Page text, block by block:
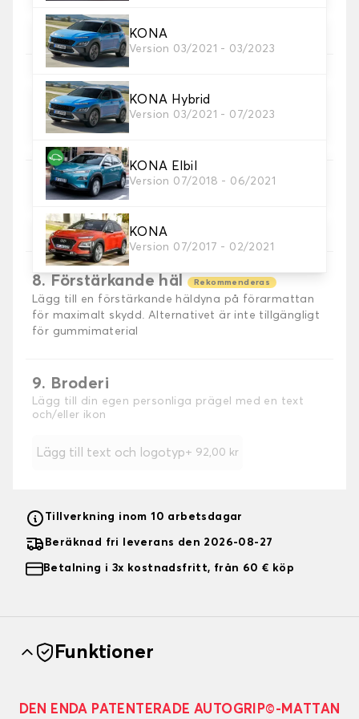
KONA
Version 03/2021 - 03/2023
KONA Hybrid
Version 03/2021 - 07/2023
KONA Elbil
Version 07/2018 - 06/2021
KONA
Version 07/2017 - 02/2021
Välj material för sömmar.
6. Färg på sömmar
Välj färg på sömmar.
7. Autogrip halkfri®
fästanordning för optimalt grepp.
8. Förstärkande häl Rekommenderas
Lägg till en förstärkande häldyna på förarmattan
för maximalt skydd. Alternativet är inte tillgängligt
för gummimaterial
9. Broderi
Lägg till din egen personliga prägel med en text
och/eller ikon
Lägg till text och logotyp+ 92,00 kr
Tillverkning inom 10 arbetsdagar
Beräknad fri leverans den 2026-08-27
Betalning i 3x kostnadsfritt, från 60 € köp
Funktioner
DEN ENDA PATENTERADE AUTOGRIP©-MATTAN